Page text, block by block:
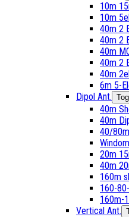
10m
10m
40m 2
40m 2
40m
40m 2
40m
6m 5-
Dipol Ant.
40m
40m
40/
20m
40m
160m
160-
160m-
Vertical Ant.